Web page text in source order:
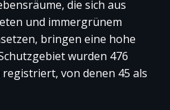
die sich aus
und immergrünem
bringen eine hohe
wurden 476
von denen 45 als